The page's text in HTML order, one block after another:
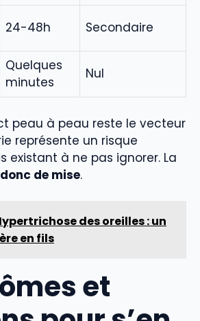
24-48h Secondaire
Quelques
minutes
Nul
peau à peau reste le vecteur
représente un risque
existant à ne pas ignorer. La
de mise.
des oreilles : un
en fils
et